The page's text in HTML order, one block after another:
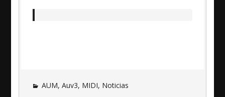
AUM,Auv3, MIDI, Noticias